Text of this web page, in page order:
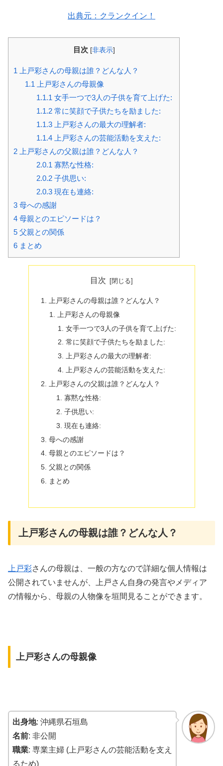
出典元：クランクイン！
目次 [非表示]
1 上戸彩さんの母親は誰？どんな人？
1.1 上戸彩さんの母親像
1.1.1 女手一つで3人の子供を育て上げた:
1.1.2常に笑顔で子供たちを励ました:
1.1.3上戸彩さんの最大の理解者:
1.1.4上戸彩さんの芸能活動を支えた:
2 上戸彩さんの父親は誰？どんな人？
2.0.1 寡黙な性格:
2.0.2子供思い:
2.0.3現在も連絡:
3 母への感謝
4 母親とのエピソードは？
5 父親との関係
6 まとめ
目次
上戸彩さんの母親は誰？どんな人？
上戸彩さんの母親像
女手一つで3人の子供を育て上げた:
常に笑顔で子供たちを励ました:
上戸彩さんの最大の理解者:
上戸彩さんの芸能活動を支えた:
上戸彩さんの父親は誰？どんな人？
寡黙な性格:
子供思い:
現在も連絡:
母への感謝
母親とのエピソードは？
父親との関係
まとめ
上戸彩さんの母親は誰？どんな人？
上戸彩さんの母親は、一般の方なので詳細な個人情報は
公開されていませんが、上戸さん自身の発言やメディア
の情報から、母親の人物像を垣間見ることができます。
上戸彩さんの母親像
出身地: 沖縄県石垣島
名前: 非公開
職業: 専業主婦 (上戸彩さんの芸能活動を支え
るため)